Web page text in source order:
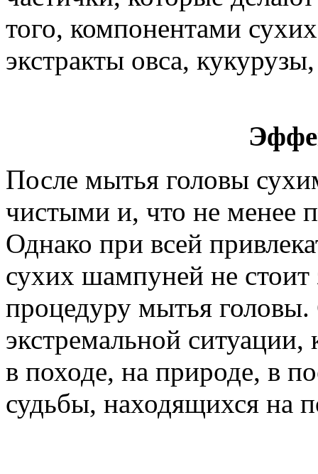
того, компонентами
экстракты овса,
После мытья головы
чистыми и, что не менее
Однако при всей
сухих шампуней не
процедуру мытья
экстремальной ситуации,
в походе, на природе, в
судьбы, находящихся на